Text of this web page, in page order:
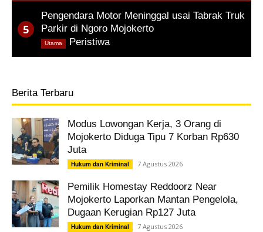
Pengendara Motor Meninggal usai Tabrak Truk
Parkir di Ngoro Mojokerto
Peristiwa,
Utama
Berita Terbaru
Modus Lowongan Kerja, 3 Orang di
Mojokerto Diduga Tipu 7 Korban Rp630
Juta
Hukum dan Kriminal 7 Agustus 2026
Pemilik Homestay Reddoorz Near
Mojokerto Laporkan Mantan Pengelola,
Dugaan Kerugian Rp127 Juta
Hukum dan Kriminal 7 Agustus 2026